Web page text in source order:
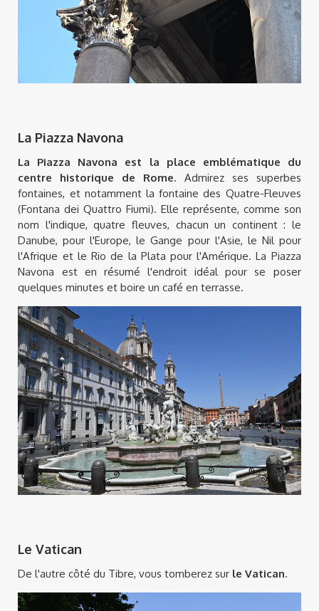
La Piazza Navona
La Piazza Navona est la place emblématique du
centre historique de Rome. Admirez ses superbes
fontaines, et notamment la fontaine des Quatre-Fleuves
(Fontana dei Quattro Fiumi). Elle représente, comme son
nom l'indique, quatre fleuves, chacun un continent : le
Danube, pour l'Europe, le Gange pour l'Asie, le Nil pour
l'Afrique et le Rio de la Plata pour l'Amérique. La Piazza
Navona est en résumé l'endroit idéal pour se poser
quelques minutes et boire un café en terrasse.
Le Vatican
De l'autre côté du Tibre, vous tomberez sur le Vatican.